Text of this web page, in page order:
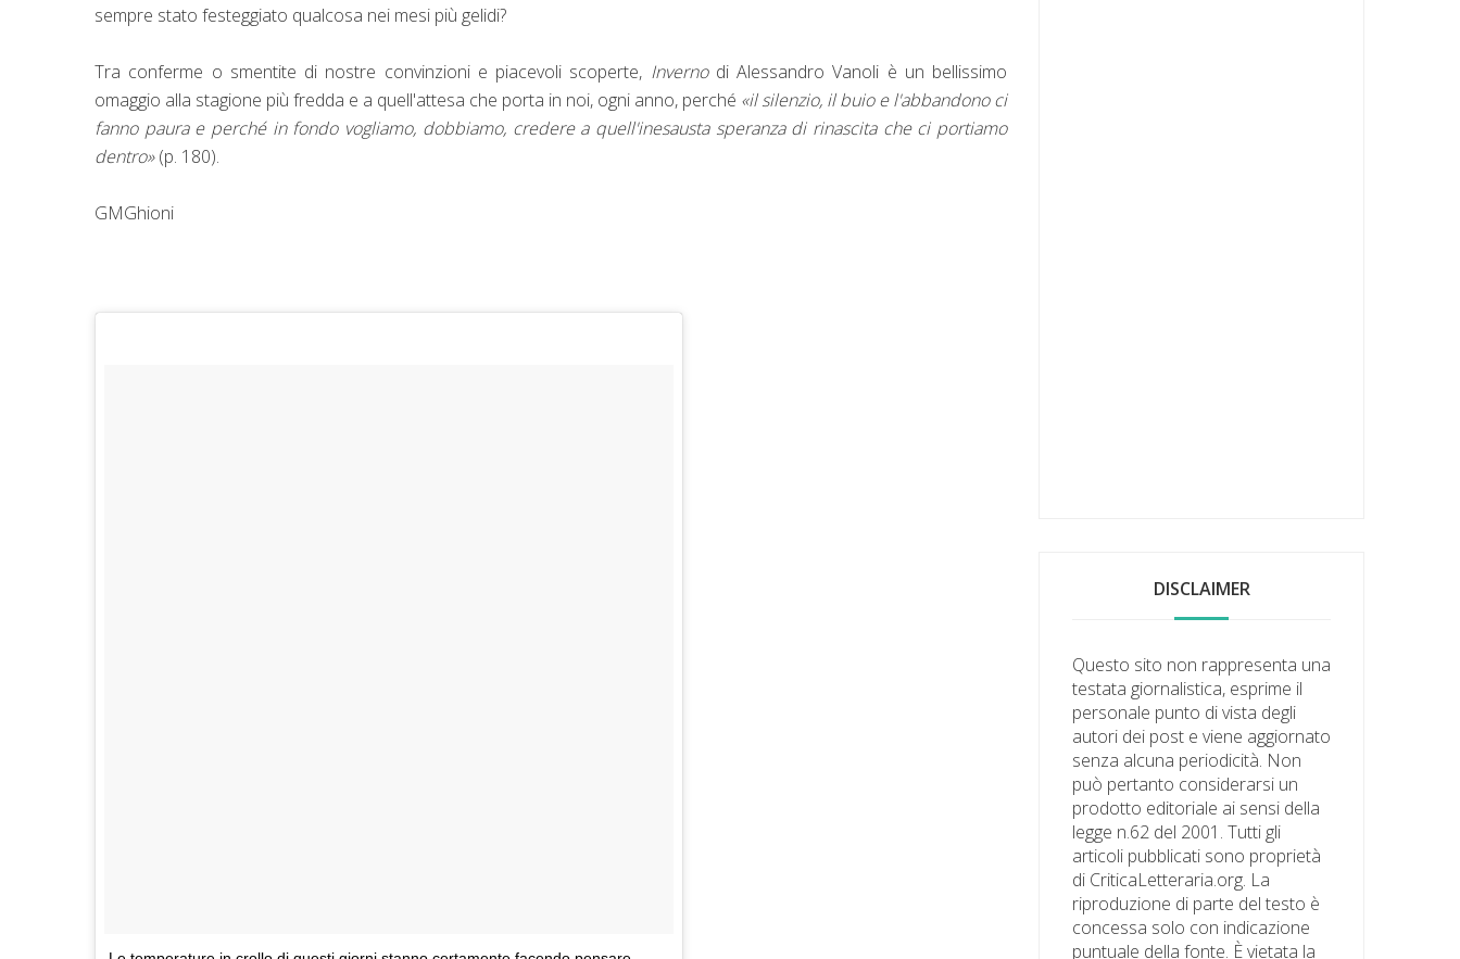
sempre stato festeggiato qualcosa nei mesi più gelidi?
Tra conferme o smentite di nostre convinzioni e piacevoli scoperte, Invernodi Alessandro Vanoli è un bellissimo
omaggio alla stagione più fredda e a quell'attesa che porta in noi, ogni anno, perché «il silenzio, il buio e l'abbandono ci
fanno paura e perché in fondo vogliamo, dobbiamo, credere a quell'inesausta speranza di rinascita che ci portiamo
dentro»(p. 180).
GMGhioni
DISCLAIMER
Questo sito non rappresenta una
testata giornalistica, esprime il
personale punto di vista degli
autori dei post e viene aggiornato
senza alcuna periodicità. Non
può pertanto considerarsi un
prodotto editoriale ai sensi della
legge n.62 del 2001. Tutti gli
articoli pubblicati sono proprietà
di CriticaLetteraria.org. La
riproduzione di parte del testo è
concessa solo con indicazione
puntuale della fonte. È vietata la